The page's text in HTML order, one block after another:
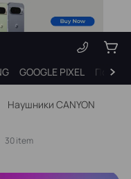
GOOGLE PIXEL
Наушники CANYON
30 item